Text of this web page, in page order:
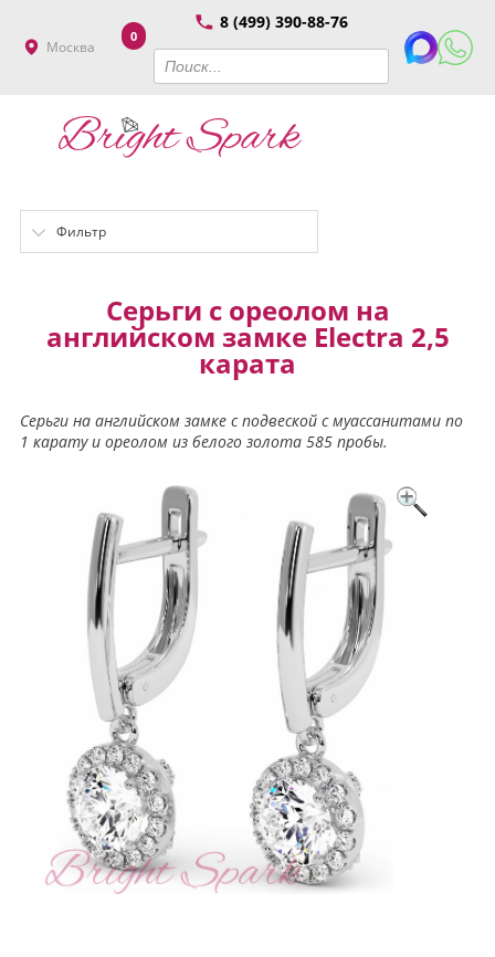
Москва
8 (499) 390-88-76
0
Фильтр
Серьги с ореолом на
английском замке Electra 2,5
карата
Серьги на английском замке с подвеской с муассанитами по
1 карату и ореолом из белого золота 585 пробы.